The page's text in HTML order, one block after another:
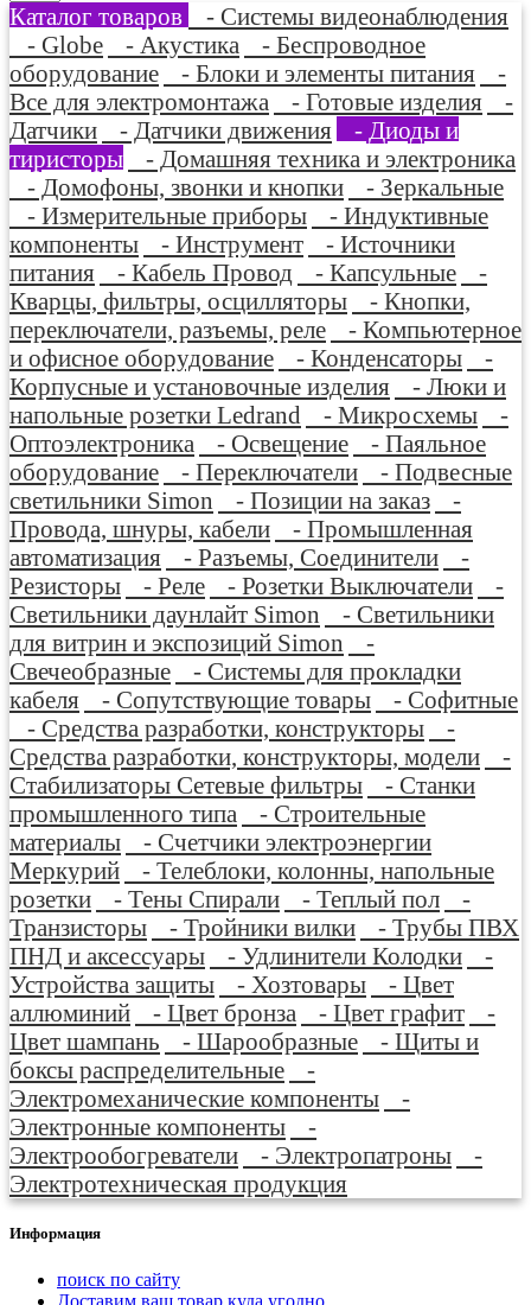
Каталог товаров
- Системы видеонаблюдения
- Globe
- Акустика
- Беспроводное
оборудование
- Блоки и элементы питания
-
Все для электромонтажа
- Готовые изделия
-
Датчики
- Датчики движения
- Диоды и
тиристоры
- Домашняя техника и электроника
- Домофоны, звонки и кнопки
- Зеркальные
- Измерительные приборы
- Индуктивные
компоненты
- Инструмент
- Источники
питания
- Кабель Провод - Капсульные
-
Кварцы, фильтры, осцилляторы
- Кнопки,
переключатели, разъемы, реле
- Компьютерное
и офисное оборудование
- Конденсаторы
-
Корпусные и установочные изделия
- Люки и
напольные розетки Ledrand
- Микросхемы
-
Оптоэлектроника
- Освещение
- Паяльное
оборудование
- Переключатели
- Подвесные
светильники Simon
- Позиции на заказ
-
Провода, шнуры, кабели
- Промышленная
автоматизация
- Разъемы, Соединители
-
Резисторы
- Реле - Розетки Выключатели
-
Светильники даунлайт Simon
- Светильники
для витрин и экспозиций Simon
-
Свечеобразные
- Системы для прокладки
кабеля
- Сопутствующие товары
- Софитные
- Средства разработки, конструкторы
-
Средства разработки, конструкторы, модели
-
Стабилизаторы Сетевые фильтры
- Станки
промышленного типа
- Строительные
материалы
- Счетчики электроэнергии
Меркурий
- Телеблоки, колонны, напольные
розетки
- Тены Спирали - Теплый пол
-
Транзисторы
- Тройники вилки
- Трубы ПВХ
ПНД и аксессуары
- Удлинители Колодки
-
Устройства защиты
- Хозтовары
- Цвет
аллюминий
- Цвет бронза - Цвет графит
-
Цвет шампань
- Шарообразные
- Щиты и
боксы распределительные
-
Электромеханические компоненты
-
Электронные компоненты
-
Электрообогреватели
- Электропатроны
-
Электротехническая продукция
Информация
поиск по сайту
Доставим ваш товар куда угодно